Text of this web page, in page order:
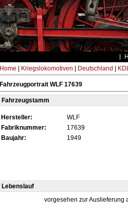
Home Kriegslokomotiven Deutschland
Fahrzeugportrait WLF 17639
Fahrzeugstamm
Hersteller:
WLF
Fabriknummer:
17639
Baujahr:
1949
Lebenslauf
vorgesehen zur